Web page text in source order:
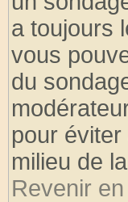
a toujours
vous
du
pour
milieu de
Revenir